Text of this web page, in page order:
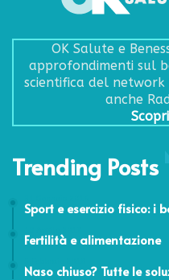
OK Salute e
approfondimenti sul
scientifica del network
anche
Trending Posts
Sport e esercizio fisico: i
Fertilità e alimentazione
Naso chiuso? Tutte le